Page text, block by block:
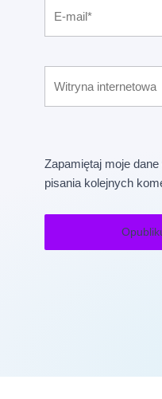
mail*
internetowa
Zapamiętaj moje
pisania kolejnych